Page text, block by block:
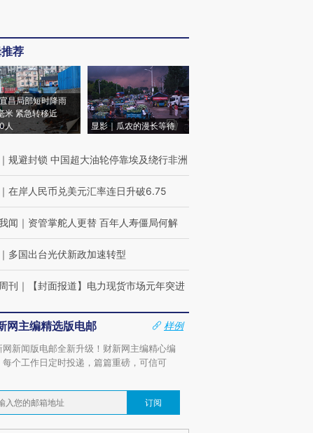
荐
昌局部短时降雨
米 紧急转移近
人
显影｜瓜农的漫长等待
｜ 规避封锁 中国超大油轮停靠埃及绕行非洲
｜ 在岸人民币兑美元汇率连日升破6.75
闻 ｜ 资管掌舵人更替 百年人寿僵局何解
｜ 多国出台光伏新政加速转型
刊 ｜ 【封面报道】电力现货市场元年突进
网主编精选版电邮
样例
网新闻版电邮全新升级！财新网主编精心编
每个工作日定时投递，篇篇重磅，可信可
订阅